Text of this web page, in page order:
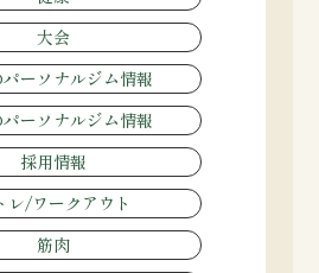
大会
ーソナルジム情報
ーソナルジム情報
採用情報
レ/ワークアウト
筋肉